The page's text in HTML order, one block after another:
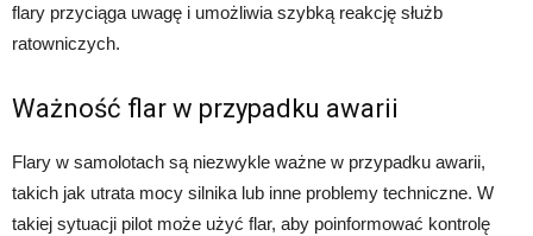
flary przyciąga uwagę i umożliwia szybką reakcję służb
ratowniczych.
Ważność flar w przypadku awarii
Flary w samolotach są niezwykle ważne w przypadku awarii,
takich jak utrata mocy silnika lub inne problemy techniczne. W
takiej sytuacji pilot może użyć flar, aby poinformować kontrolę